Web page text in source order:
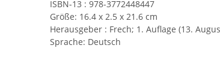
ISBN-13 : 978-3772448447
Größe: 16.4 x 2.5 x 21.6 cm
Herausgeber : Frech; 1. Auflage (13.
Sprache: Deutsch